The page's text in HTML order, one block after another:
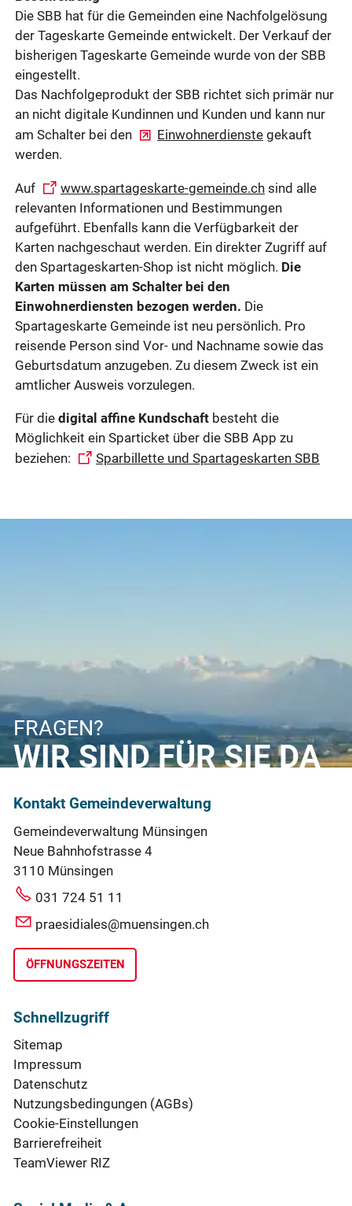
Die SBB hat für die Gemeinden eine Nachfolgelösung
der Tageskarte Gemeinde entwickelt. Der Verkauf der
bisherigen Tageskarte Gemeinde wurde von der SBB
eingestellt.
Das Nachfolgeprodukt der SBB richtet sich primär nur
an nicht digitale Kundinnen und Kunden und kann nur
am Schalter bei den
Einwohnerdienste gekauft
werden.
Auf www.spartageskarte-gemeinde.ch sind alle
relevanten Informationen und Bestimmungen
aufgeführt. Ebenfalls kann die Verfügbarkeit der
Karten nachgeschaut werden. Ein direkter Zugriff auf
den Spartageskarten-Shop ist nicht möglich. Die
Karten müssen am Schalter bei den
Einwohnerdiensten bezogen werden. Die
Spartageskarte Gemeinde ist neu persönlich. Pro
reisende Person sind Vor- und Nachname sowie das
Geburtsdatum anzugeben. Zu diesem Zweck ist ein
amtlicher Ausweis vorzulegen.
Für die digital affine Kundschaft besteht die
Möglichkeit ein Sparticket über die SBB App zu
beziehen:
Sparbillette und Spartageskarten SBB
FRAGEN?
WIR SIND FÜR SIE DA
Kontakt Gemeindeverwaltung
Gemeindeverwaltung Münsingen
Neue Bahnhofstrasse 4
3110 Münsingen
031 724 51 11
praesidiales@muensingen.ch
ÖFFNUNGSZEITEN
Schnellzugriff
Sitemap
Impressum
Datenschutz
Nutzungsbedingungen (AGBs)
Cookie-Einstellungen
Barrierefreiheit
TeamViewer RIZ